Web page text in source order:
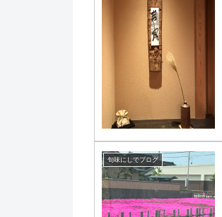
旬味にしでブログ